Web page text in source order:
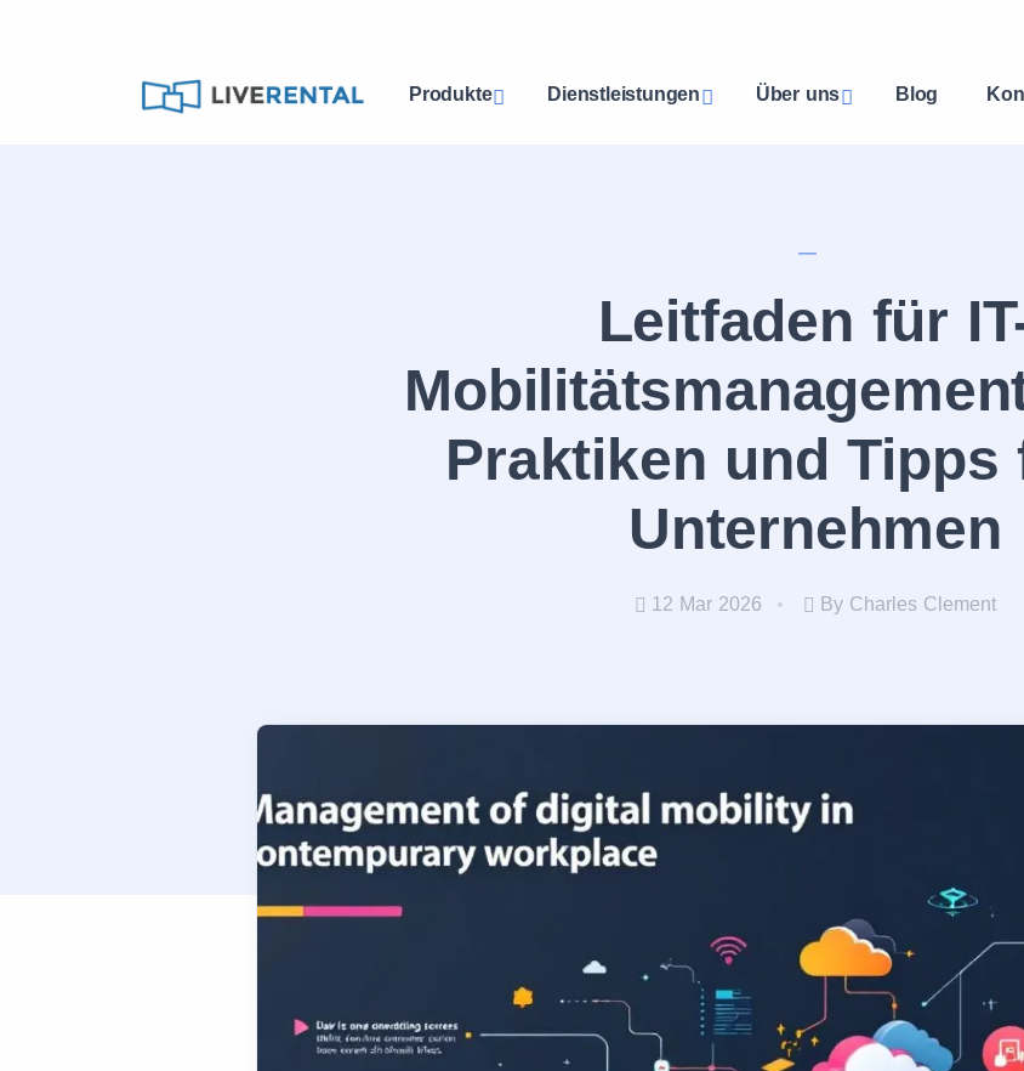
Produkte Dienstleistungen Über uns Blog
Leitfaden für
Praktiken und Tipps
Unternehmen
12 Mar 2026 By Charles Clement